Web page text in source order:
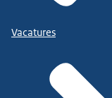
Vacatures